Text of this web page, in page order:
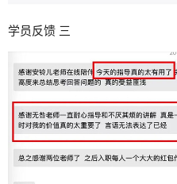
学员反馈 三